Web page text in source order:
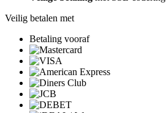
Veilig betalen met
Betaling vooraf